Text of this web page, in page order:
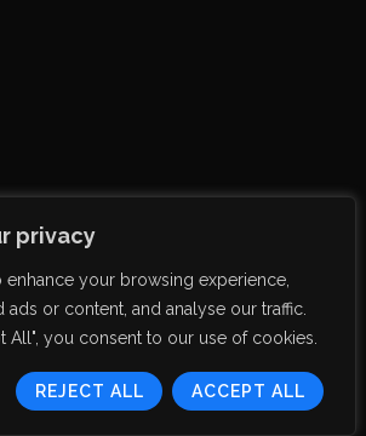
privacy
your browsing experience,
ads or content, and analyse our traffic.
All", you consent to our use of cookies.
REJECT ALL ACCEPT ALL